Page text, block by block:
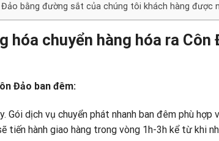
bằng đường sắt của chúng tôi khách hàng được
hóa chuyển hàng hóa ra
Đảo ban đêm:
Gói dịch vụ chuyển phát nhanh ban đêm phù hợp
tiến hành giao hàng trong vòng 1h-3h kể từ khi